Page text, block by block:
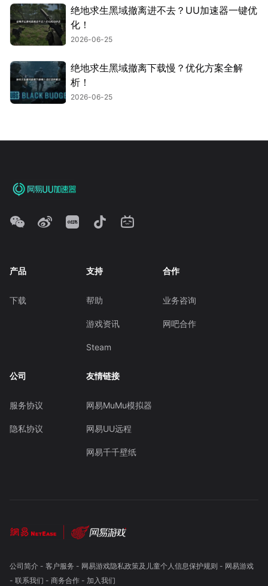
绝地求生黑域撤离进不去？UU加速器一键优
化！
2026-06-25
绝地求生黑域撤离下载慢？优化方案全解
析！
2026-06-25
产品
下载
支持
帮助
游戏资讯
Steam
合作
业务咨询
网吧合作
公司
服务协议
隐私协议
友情链接
网易MuMu模拟器
网易UU远程
网易千千壁纸
公司简介- 客户服务 - 网易游戏隐私政策及儿童个人信息保护规则 - 网易游戏
- 联系我们 - 商务合作- 加入我们